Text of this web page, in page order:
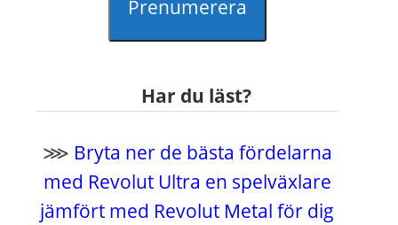
Prenumerera
Har du läst?
⋙ Bryta ner de bästa fördelarna
med Revolut Ultra en spelväxlare
jämfört med Revolut Metal för dig